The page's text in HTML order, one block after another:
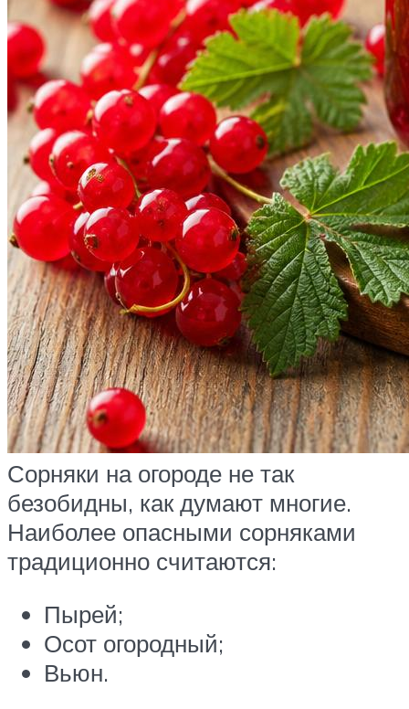
Сорняки на огороде не так
безобидны, как думают многие.
Наиболее опасными сорняками
традиционно считаются:
Пырей;
Осот огородный;
Вьюн.